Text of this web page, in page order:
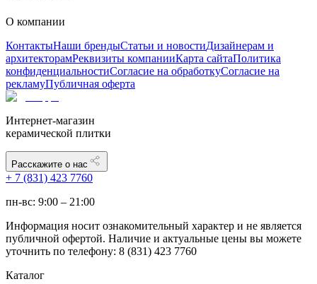
О компании
КонтактыНаши брендыСтатьи и новостиДизайнерам и
архитекторамРеквизиты компанииКарта сайтаПолитика
конфиденциальностиСогласие на обработкуСогласие на
рекламуПубличная оферта
Интернет-магазин
керамической плитки
Расскажите о нас
+ 7 (831) 423 7760
пн-вс: 9:00 – 21:00
Информация носит ознакомительный характер и не является
публичной офертой. Наличие и актуальные цены вы можете
уточнить по телефону: 8 (831) 423 7760
Каталог